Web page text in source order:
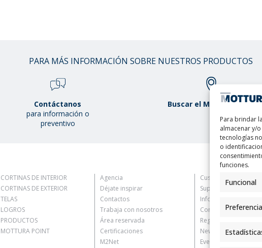
Para brindar
almacenar y/
tecnologías
o
funciones.
Funcional
PARA MÁS INFORMACIÓN SOBRE NUESTROS PRODUCTOS
Contáctanos
para información o
preventivo
Buscar el Mottura Point
CORTINAS DE INTERIOR
CORTINAS DE EXTERIOR
TELAS
LOGROS
PRODUCTOS
MOTTURA POINT
Agencia
Déjate inspirar
Contactos
Trabaja con nosotros
Área reservada
Certificaciones
M2Net
Customer Information
Supplier Information
Information for
Contact Information
Register Information
Newsletter
Events Information